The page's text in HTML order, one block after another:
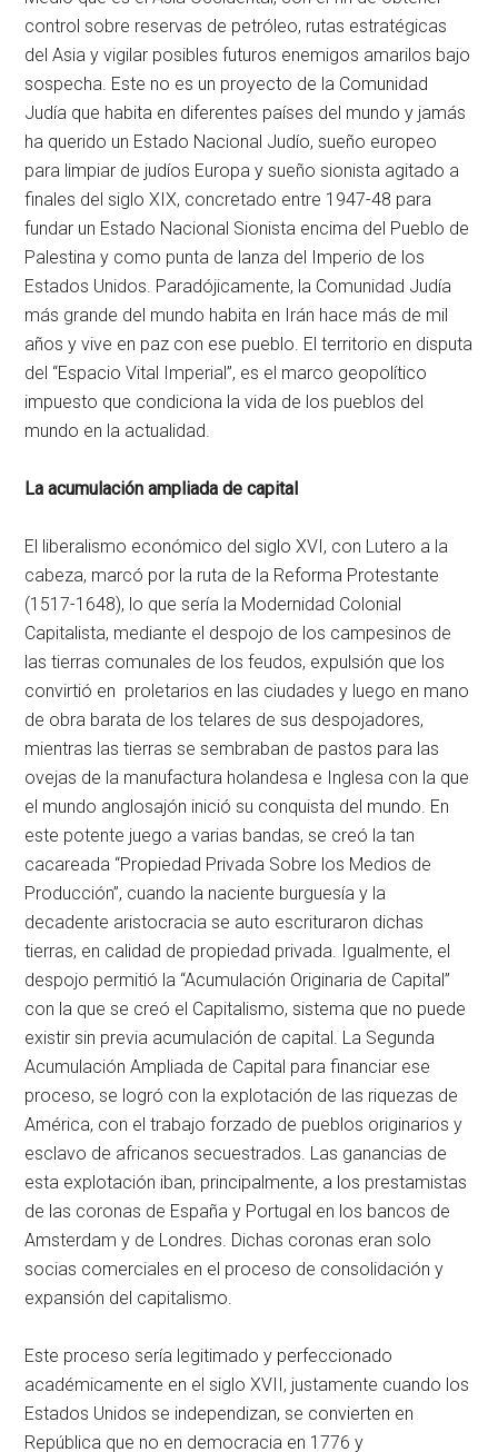
control sobre reservas de petróleo, rutas estratégicas
del Asia y vigilar posibles futuros enemigos amarilos bajo
sospecha. Este no es un proyecto de la Comunidad
Judía que habita en diferentes países del mundo y jamás
ha querido un Estado Nacional Judío, sueño europeo
para limpiar de judíos Europa y sueño sionista agitado a
finales del siglo XIX, concretado entre 1947-48 para
fundar un Estado Nacional Sionista encima del Pueblo de
Palestina y como punta de lanza del Imperio de los
Estados Unidos. Paradójicamente, la Comunidad Judía
más grande del mundo habita en Irán hace más de mil
años y vive en paz con ese pueblo. El territorio en disputa
del “Espacio Vital Imperial”, es el marco geopolítico
impuesto que condiciona la vida de los pueblos del
mundo en la actualidad.
La acumulación ampliada de capital
El liberalismo económico del siglo XVI, con Lutero a la
cabeza, marcó por la ruta de la Reforma Protestante
(1517-1648), lo que sería la Modernidad Colonial
Capitalista, mediante el despojo de los campesinos de
las tierras comunales de los feudos, expulsión que los
convirtió en proletarios en las ciudades y luego en mano
de obra barata de los telares de sus despojadores,
mientras las tierras se sembraban de pastos para las
ovejas de la manufactura holandesa e Inglesa con la que
el mundo anglosajón inició su conquista del mundo. En
este potente juego a varias bandas, se creó la tan
cacareada “Propiedad Privada Sobre los Medios de
Producción”, cuando la naciente burguesía y la
decadente aristocracia se auto escrituraron dichas
tierras, en calidad de propiedad privada. Igualmente, el
despojo permitió la “Acumulación Originaria de Capital”
con la que se creó el Capitalismo, sistema que no puede
existir sin previa acumulación de capital. La Segunda
Acumulación Ampliada de Capital para financiar ese
proceso, se logró con la explotación de las riquezas de
América, con el trabajo forzado de pueblos originarios y
esclavo de africanos secuestrados. Las ganancias de
esta explotación iban, principalmente, a los prestamistas
de las coronas de España y Portugal en los bancos de
Amsterdam y de Londres. Dichas coronas eran solo
socias comerciales en el proceso de consolidación y
expansión del capitalismo.
Este proceso sería legitimado y perfeccionado
académicamente en el siglo XVII, justamente cuando los
Estados Unidos se independizan, se convierten en
República que no en democracia en 1776 y